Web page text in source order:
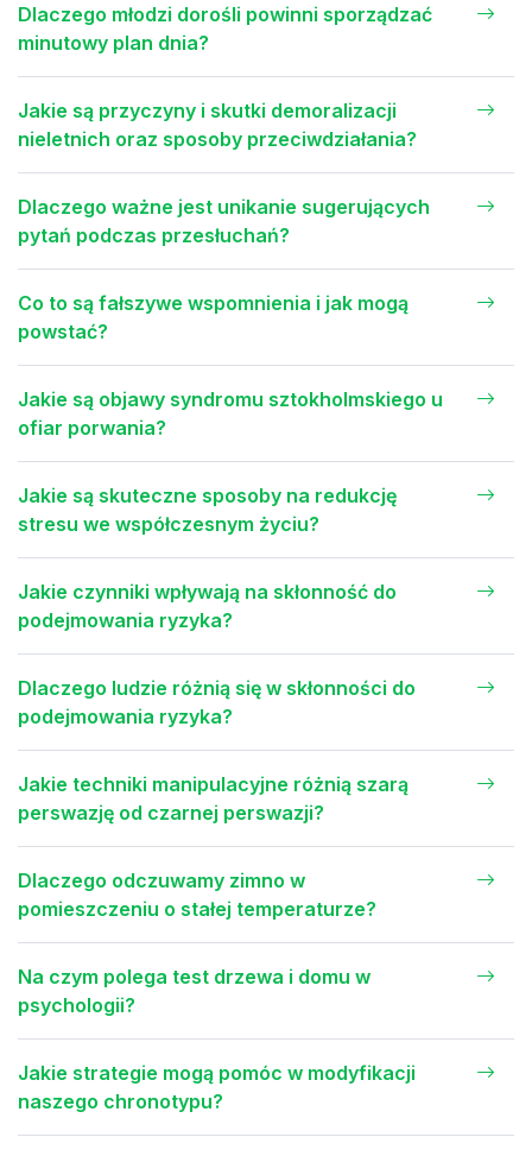
Dlaczego młodzi dorośli powinni sporządzać
minutowy plan dnia?
Jakie są przyczyny i skutki demoralizacji
nieletnich oraz sposoby przeciwdziałania?
Dlaczego ważne jest unikanie sugerujących
pytań podczas przesłuchań?
Co to są fałszywe wspomnienia i jak mogą
powstać?
Jakie są objawy syndromu sztokholmskiego u
ofiar porwania?
Jakie są skuteczne sposoby na redukcję
stresu we współczesnym życiu?
Jakie czynniki wpływają na skłonność do
podejmowania ryzyka?
Dlaczego ludzie różnią się w skłonności do
podejmowania ryzyka?
Jakie techniki manipulacyjne różnią szarą
perswazję od czarnej perswazji?
Dlaczego odczuwamy zimno w
pomieszczeniu o stałej temperaturze?
Na czym polega test drzewa i domu w
psychologii?
Jakie strategie mogą pomóc w modyfikacji
naszego chronotypu?